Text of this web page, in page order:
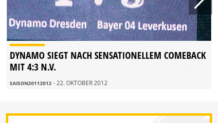
DYNAMO SIEGT NACH SENSATIONELLEM COMEBACK
MIT 4:3 N.V.
SAISON20112012 - 22. OKTOBER 2012